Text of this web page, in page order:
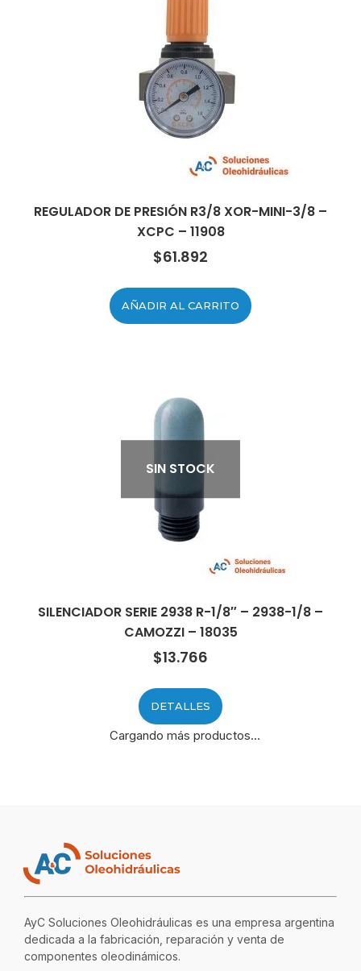
REGULADOR DE PRESIÓN R3/8 XOR-MINI-3/8 –
XCPC – 11908
$61.892
AÑADIR AL CARRITO
SIN STOCK
SILENCIADOR SERIE 2938 R-1/8″ – 2938-1/8 –
CAMOZZI – 18035
$13.766
DETALLES
Cargando más productos...
AyC Soluciones Oleohidráulicas es una empresa argentina
dedicada a la fabricación, reparación y venta de
componentes oleodinámicos.